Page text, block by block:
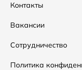
Контакты
Вакансии
Сотрудничество
Политика